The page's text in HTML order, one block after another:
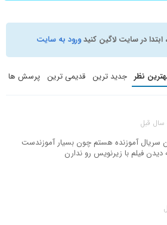
در سایت لاگین کنیدورود به سایت
نظر جدید ترین قدیمی ترین پرسش ها
سریال آموزنده هستم چون بسیار آموزندست
فیلم با زیرنویس رو ندارن